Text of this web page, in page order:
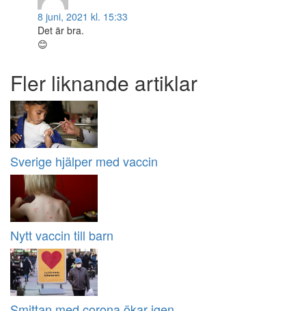
8 juni, 2021 kl. 15:33
Det är bra.
😊
Fler liknande artiklar
Sverige hjälper med vaccin
Nytt vaccin till barn